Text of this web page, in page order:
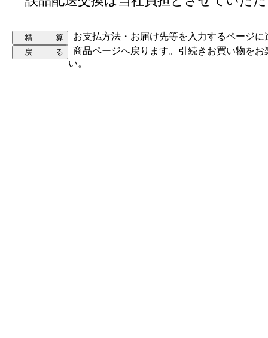
お支払方法・お届け先等を入力するページに
商品ページへ戻ります。引続きお買い物をお
い。